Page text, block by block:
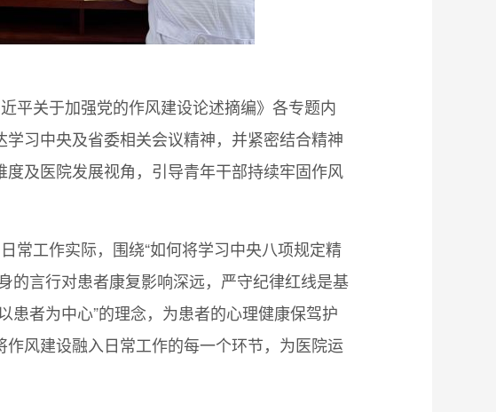
平关于加强党的作风建设论述摘编》各专题内
习中央及省委相关会议精神，并紧密结合精神
及医院发展视角，引导青年干部持续牢固作风
常工作实际，围绕“如何将学习中央八项规定精
的言行对患者康复影响深远，严守纪律红线是基
患者为中心”的理念，为患者的心理健康保驾护
风建设融入日常工作的每一个环节，为医院运